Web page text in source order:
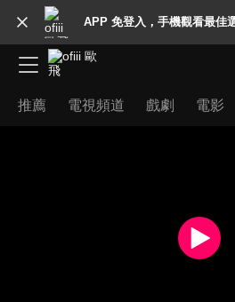
APP 免登入，手機觀看最佳
推薦 電視頻道 戲劇 電影